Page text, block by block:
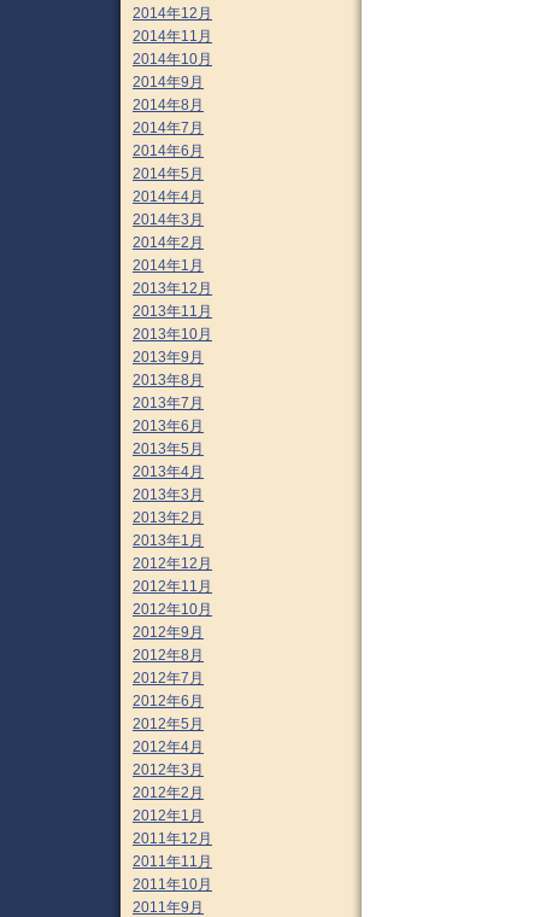
2014年12月
2014年11月
2014年10月
2014年9月
2014年8月
2014年7月
2014年6月
2014年5月
2014年4月
2014年3月
2014年2月
2014年1月
2013年12月
2013年11月
2013年10月
2013年9月
2013年8月
2013年7月
2013年6月
2013年5月
2013年4月
2013年3月
2013年2月
2013年1月
2012年12月
2012年11月
2012年10月
2012年9月
2012年8月
2012年7月
2012年6月
2012年5月
2012年4月
2012年3月
2012年2月
2012年1月
2011年12月
2011年11月
2011年10月
2011年9月